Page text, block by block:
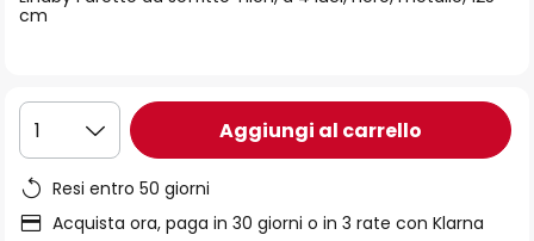
cm
1 Aggiungi al carrello
Resi entro 50 giorni
Acquista ora, paga in 30 giorni o in 3 rate con Klarna